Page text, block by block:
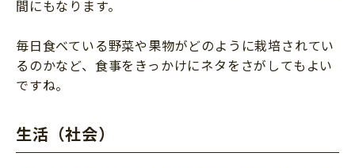
間にもなります。
毎日食べている野菜や果物がどのように栽培されてい
るのかなど、食事をきっかけにネタをさがしてもよい
ですね。
生活（社会）